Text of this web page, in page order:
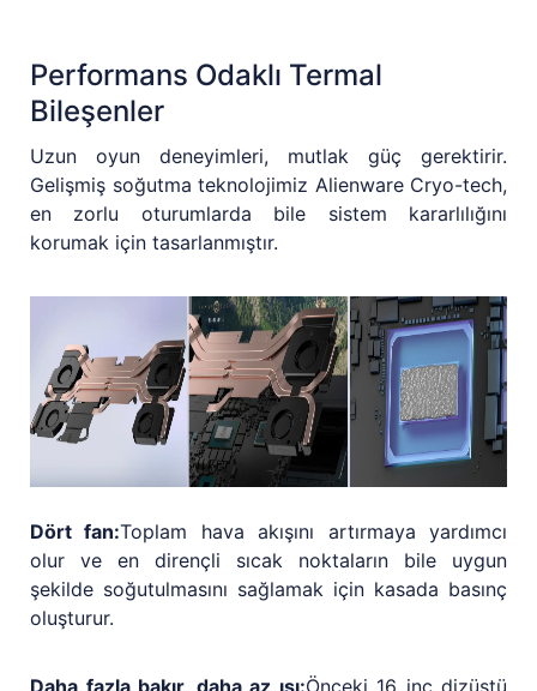
Performans Odaklı Termal
Bileşenler
Uzun oyun deneyimleri, mutlak güç gerektirir.
Gelişmiş soğutma teknolojimiz Alienware Cryo-tech,
en zorlu oturumlarda bile sistem kararlılığını
korumak için tasarlanmıştır.
Dört fan:Toplam hava akışını artırmaya yardımcı
olur ve en dirençli sıcak noktaların bile uygun
şekilde soğutulmasını sağlamak için kasada basınç
oluşturur.
Daha fazla bakır, daha az ısı:Önceki 16 inç dizüstü